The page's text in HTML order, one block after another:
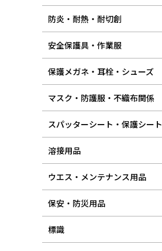
防炎・耐熱・耐切創
安全保護具・作業服
保護メガネ・耳栓・シューズ
マスク・防護服・不織布関係
スパッターシート・保護シート
溶接用品
ウエス・メンテナンス用品
保安・防災用品
標識